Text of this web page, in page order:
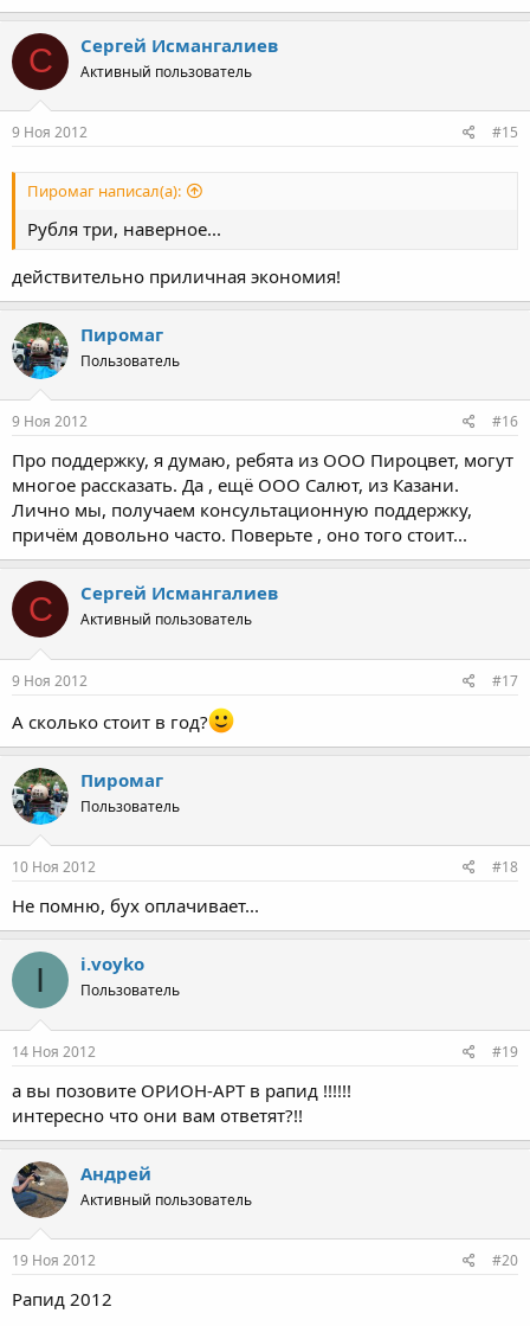
С Сергей Исмангалиев
Активный пользователь
9 Ноя 2012 #15
Пиромаг написал(а):
Рубля три, наверное...
действительно приличная экономия!
Пиромаг
Пользователь
9 Ноя 2012 #16
Про поддержку, я думаю, ребята из ООО Пироцвет, могут
многое рассказать. Да , ещё ООО Салют, из Казани.
Лично мы, получаем консультационную поддержку,
причём довольно часто. Поверьте , оно того стоит...
С Сергей Исмангалиев
Активный пользователь
9 Ноя 2012 #17
А сколько стоит в год?
Пиромаг
Пользователь
10 Ноя 2012 #18
Не помню, бух оплачивает...
I i.voyko
Пользователь
14 Ноя 2012 #19
а вы позовите ОРИОН-АРТ в рапид !!!!!!
интересно что они вам ответят?!!
Андрей
Активный пользователь
19 Ноя 2012 #20
Рапид 2012